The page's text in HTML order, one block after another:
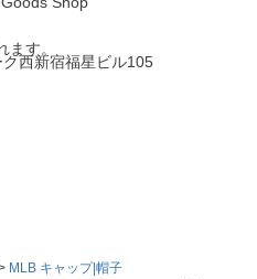
西新宿福星ビル105
す。
MLB キャップ|帽子